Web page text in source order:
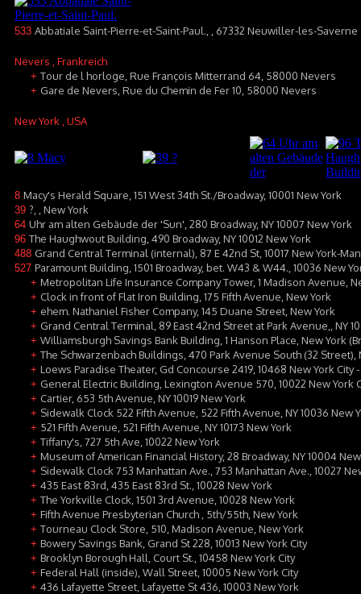
533 Abbatiale Saint-Pierre-et-Saint-Paul., , 67332 Neuwiller-les-Saverne
Nevers , Frankreich
+ Tour de l horloge, Rue François Mitterrand 64, 58000 Nevers
+ Gare de Nevers, Rue du Chemin de Fer 10, 58000 Nevers
New York , USA
8 Macy's Herald Square, 151 West 34th St./Broadway, 10001 New York
39 ?, , New York
64 Uhr am alten Gebäude der 'Sun', 280 Broadway, NY 10007 New York
96 The Haughwout Building, 490 Broadway, NY 10012 New York
488 Grand Central Terminal (internal), 87 E 42nd St, 10017 New York-
527 Paramount Building, 1501 Broadway, bet. W43 & W44., 10036 New
+ Metropolitan Life Insurance Company Tower, 1 Madison Avenue,
+ Clock in front of Flat Iron Building, 175 Fifth Avenue, New York
+ ehem. Nathaniel Fisher Company, 145 Duane Street, New York
+ Grand Central Terminal, 89 East 42nd Street at Park Avenue,, NY
+ Williamsburgh Savings Bank Building, 1 Hanson Place, New York
+ The Schwarzenbach Buildings, 470 Park Avenue South (32 Street),
+ Loews Paradise Theater, Gd Concourse 2419, 10468 New York City
+ General Electric Building, Lexington Avenue 570, 10022 New York
+ Cartier, 653 5th Avenue, NY 10019 New York
+ Sidewalk Clock 522 Fifth Avenue, 522 Fifth Avenue, NY 10036 New
+ 521 Fifth Avenue, 521 Fifth Avenue, NY 10173 New York
+ Tiffany's, 727 5th Ave, 10022 New York
+ Museum of American Financial History, 28 Broadway, NY 10004
+ Sidewalk Clock 753 Manhattan Ave., 753 Manhattan Ave., 10027
+ 435 East 83rd, 435 East 83rd St., 10028 New York
+ The Yorkville Clock, 1501 3rd Avenue, 10028 New York
+ Fifth Avenue Presbyterian Church , 5th/55th, New York
+ Tourneau Clock Store, 510, Madison Avenue, New York
+ Bowery Savings Bank, Grand St 228, 10013 New York City
+ Brooklyn Borough Hall, Court St., 10458 New York City
+ Federal Hall (inside), Wall Street, 10005 New York City
+ 436 Lafayette Street, Lafayette St 436, 10003 New York